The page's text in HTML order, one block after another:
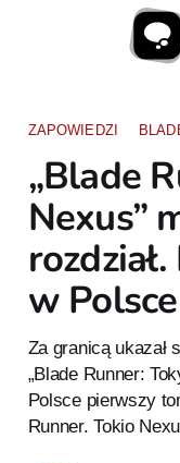
ZAPOWIEDZI
„Blade
Nexus”
w
Za granicą ukazał
„Blade Runner:
Polsce pierwszy
Runner. Tokio